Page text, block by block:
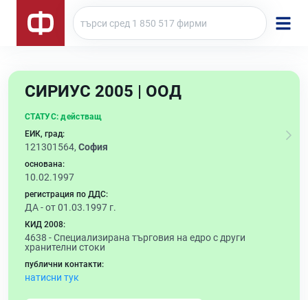
СИРИУС 2005 | ООД
СТАТУС: действащ
ЕИК, град:
121301564, София
основана:
10.02.1997
регистрация по ДДС:
ДА - от 01.03.1997 г.
КИД 2008:
4638 -Специализирана търговия на едро с други
хранителни стоки
публични контакти:
натисни тук